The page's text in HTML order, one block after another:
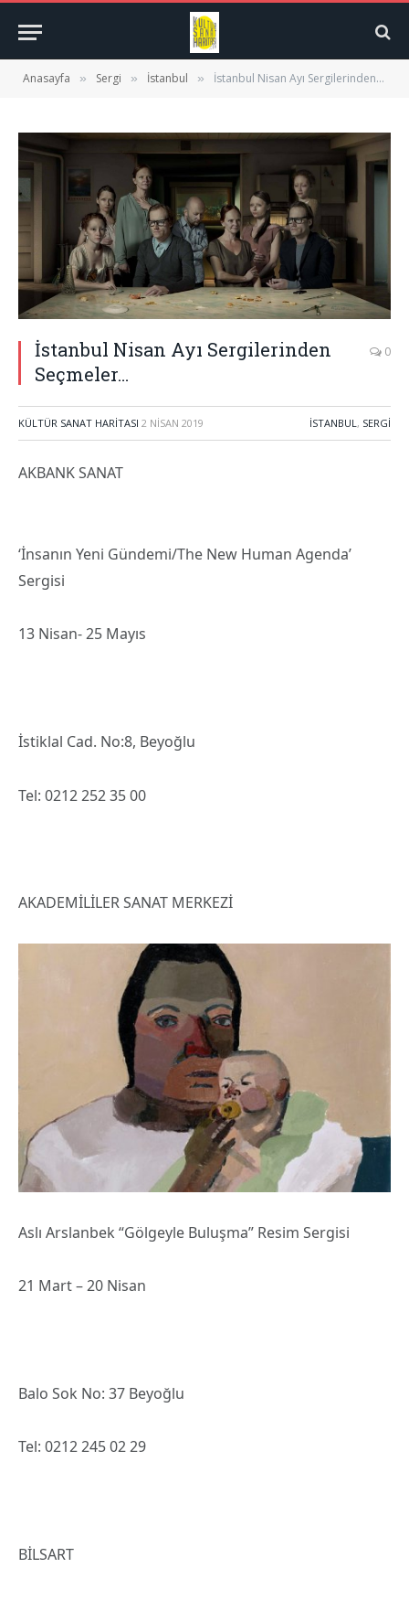
Anasayfa » Sergi » İstanbul » İstanbul Nisan Ayı Sergilerinden Seçmeler…
İstanbul Nisan Ayı Sergilerinden
Seçmeler…
0
KÜLTÜR SANAT HARITASI 2 NISAN 2019 İSTANBUL, SERGI
AKBANK SANAT
‘İnsanın Yeni Gündemi/The New Human Agenda’
Sergisi
13 Nisan- 25 Mayıs
İstiklal Cad. No:8, Beyoğlu
Tel: 0212 252 35 00
AKADEMİLİLER SANAT MERKEZİ
Aslı Arslanbek “Gölgeyle Buluşma” Resim Sergisi
21 Mart – 20 Nisan
Balo Sok No: 37 Beyoğlu
Tel: 0212 245 02 29
BİLSART